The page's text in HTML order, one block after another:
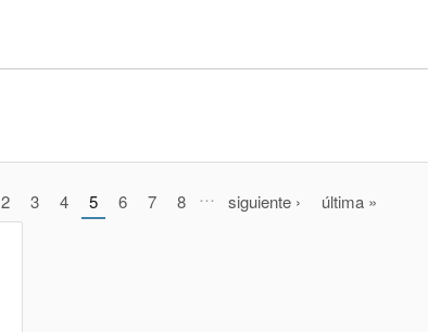
2 3 4 5 6 7 8 … siguiente › última »